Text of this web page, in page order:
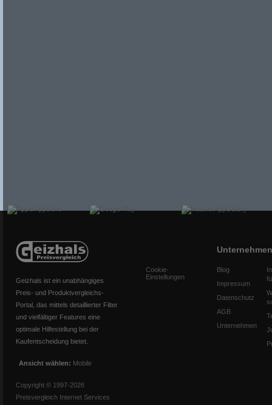
Geizhals ist ein unabhängiges
Preis- und Produktvergleichs-
Portal, das mittels detaillierter Filter
und vielfältiger Features eine
optimale Hilfestellung bei der
Kaufentscheidung bietet.
Ansicht wählen: Mobile
Copyright © 1997-2026
Preisvergleich Internet Services
Cookie-
Einstellungen
Unternehmen
Blog
Impressum
Datenschutz
AGB
Unternehmen